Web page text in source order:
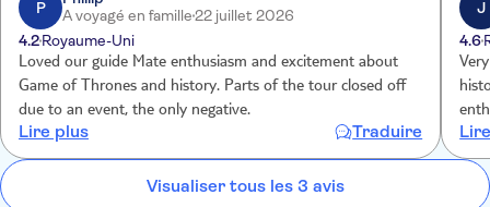
courraient. Vous verrez où Daenarys gardait ses dragons dans
la saison cinq, pénétrerez dans le couloir où les Fils de la
Harpie attendaient les Immaculés, et marcherez dans les rues
où patrouillaient les Immaculés.
En chemin, vous entendrez beaucoup d'anecdotes intéressantes
sur les coulisses du tournage de Game of Thrones et
découvrirez Split, son histoire et son importance en Dalmatie.
P
A voyagé en famille22 juillet 2026
4.2Royaume-Uni
Loved our guide Mate enthusiasm and excitement about
Game of Thrones and history. Parts of the tour closed off
due to an event, the only negative.
Lire plus Traduire
J
4.6
too
Visualiser tous les 3 avis